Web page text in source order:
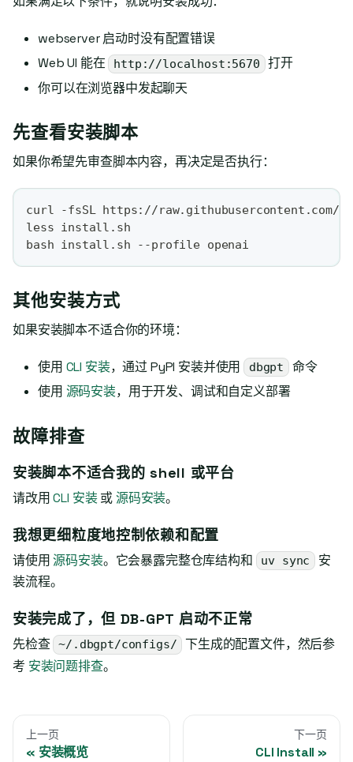
webserver 启动时没有配置错误
Web UI 能在 http://localhost:5670 打开
你可以在浏览器中发起聊天
先查看安装脚本
如果你希望先审查脚本内容，再决定是否执行：
curl -fsSL https://
less install.sh
bash install.sh --profile openai
其他安装方式
如果安装脚本不适合你的环境：
使用 CLI 安装，通过 PyPI 安装并使用 dbgpt 命令
使用 源码安装，用于开发、调试和自定义部署
故障排查
安装脚本不适合我的 shell 或平台
请改用CLI 安装或源码安装。
我想更细粒度地控制依赖和配置
请使用源码安装。它会暴露完整仓库结构和 uv sync
安
装流程。
安装完成了，但 DB-GPT 启动不正常
先检查 ~/.dbgpt/configs/
下生成的配置文件，然后参
考 安装问题排查。
上一页
安装概览
下一页
CLI Install